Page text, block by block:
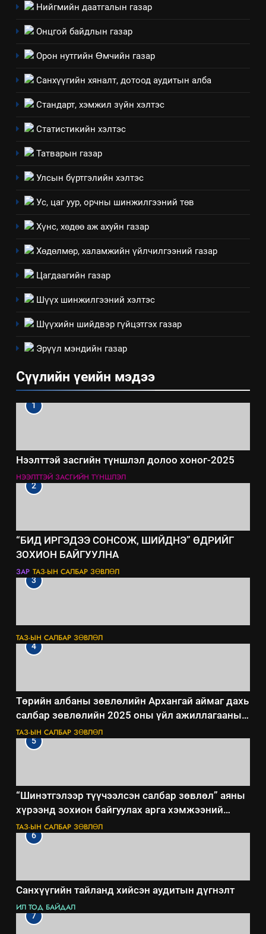
Нийгмийн даатгалын газар
Онцгой байдлын газар
Орон нутгийн Өмчийн газар
Санхүүгийн хяналт, дотоод аудитын алба
Стандарт, хэмжил зүйн хэлтэс
Статистикийн хэлтэс
Татварын газар
Улсын бүртгэлийн хэлтэс
Ус, цаг уур, орчны шинжилгээний төв
Хүнс, хөдөө аж ахуйн газар
Хөдөлмөр, халамжийн үйлчилгээний газар
Цагдаагийн газар
Шүүх шинжилгээний хэлтэс
Шүүхийн шийдвэр гүйцэтгэх газар
Эрүүл мэндийн газар
Сүүлийн үеийн мэдээ
1
Нээлттэй засгийн түншлэл долоо хоног-2025
НЭЭЛТТЭЙ ЗАСГИЙН ТҮНШЛЭЛ
2
“БИД ИРГЭДЭЭ СОНСОЖ, ШИЙДНЭ” ӨДРИЙГ
ЗОХИОН БАЙГУУЛНА
ЗАР ТАЗ-ЫН САЛБАР ЗӨВЛӨЛ
3
ТАЗ-ЫН САЛБАР ЗӨВЛӨЛ
4
Төрийн албаны зөвлөлийн Архангай аймаг дахь
салбар зөвлөлийн 2025 оны үйл ажиллагааны
жилийн төлөвлөгөө
ТАЗ-ЫН САЛБАР ЗӨВЛӨЛ
5
“Шинэтгэлээр түүчээлсэн салбар зөвлөл” аяны
хүрээнд зохион байгуулах арга хэмжээний
төлөвлөгөө
ТАЗ-ЫН САЛБАР ЗӨВЛӨЛ
6
Санхүүгийн тайланд хийсэн аудитын дүгнэлт
ИЛ ТОД БАЙДАЛ
7